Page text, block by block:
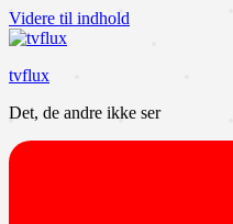
Videre til indhold
tvflux
Det, de andre ikke ser